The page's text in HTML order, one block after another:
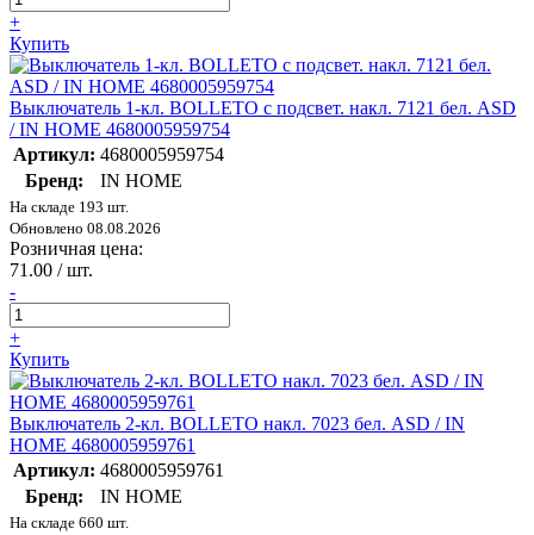
+
Купить
Выключатель 1-кл. BOLLETO с подсвет. накл. 7121 бел. ASD
/ IN HOME 4680005959754
Артикул: 4680005959754
Бренд:
IN HOME
На складе 193 шт.
Обновлено 08.08.2026
Розничная цена:
71.00 / шт.
-
+
Купить
Выключатель 2-кл. BOLLETO накл. 7023 бел. ASD / IN
HOME 4680005959761
Артикул: 4680005959761
Бренд:
IN HOME
На складе 660 шт.